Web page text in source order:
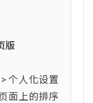
版
> 个人化设置
面上的排序